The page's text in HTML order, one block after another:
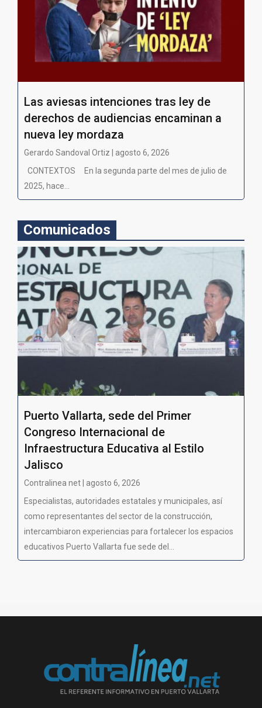
Las aviesas intenciones tras ley de
derechos de audiencias encaminan a
nueva ley mordaza
Gerardo Sandoval Ortiz | agosto 6, 2026
CONTEXTOS En la segunda parte del mes de julio de
2025, hace...
Comunicados
Puerto Vallarta, sede del Primer
Congreso Internacional de
Infraestructura Educativa al Estilo
Jalisco
Contralinea net | agosto 6, 2026
Especialistas, autoridades estatales y municipales, así
como representantes del sector de la construcción,
intercambiaron experiencias para fortalecer los espacios
educativos Puerto Vallarta fue sede del...